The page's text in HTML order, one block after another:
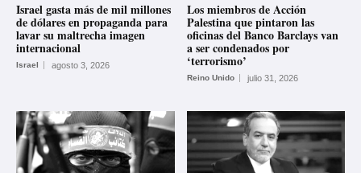
Israel gasta más de mil millones
de dólares en propaganda para
lavar su maltrecha imagen
internacional
Israel agosto 3, 2026
Los miembros de Acción
Palestina que pintaron las
oficinas del Banco Barclays van
a ser condenados por
‘terrorismo’
Reino Unido julio 31, 2026